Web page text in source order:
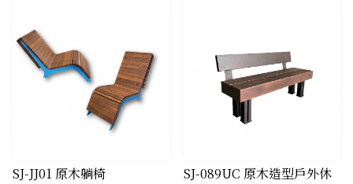
SJ-JJ01 原木躺椅
SJ-089UC 原木造型戶外休